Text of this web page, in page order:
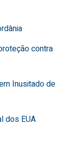
contra
Inusitado de
dos EUA